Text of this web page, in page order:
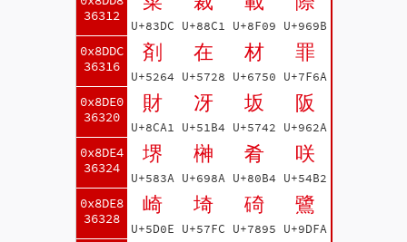
36312
0x8DDC
36316
0x8DE0
36320
0x8DE4
36324
0x8DE8
36328
U+83DC U+88C1 U+8F09 U+969B
剤
U+5264
在
U+5728
材
U+6750
罪
U+7F6A
財
U+8CA1
冴
U+51B4
坂
U+5742
阪
U+962A
堺
U+583A
榊
U+698A
肴
U+80B4
咲
U+54B2
崎
U+5D0E
埼
U+57FC
碕
U+7895
鷺
U+9DFA